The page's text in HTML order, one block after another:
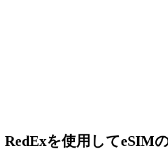
RedExを使用してeSIM